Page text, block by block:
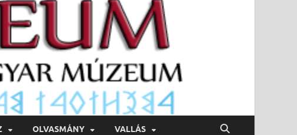
OLVASMÁNY VALLÁS